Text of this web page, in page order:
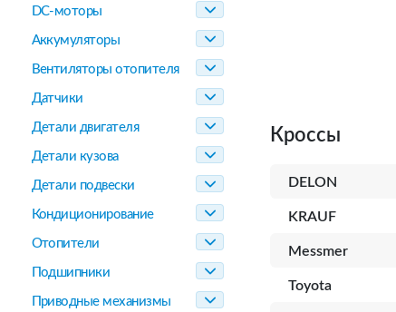
DC-моторы
Аккумуляторы
Вентиляторы отопителя
Датчики
Детали двигателя
Детали кузова
Детали подвески
Кондиционирование
Отопители
Подшипники
Приводные механизмы
Кроссы
DELON
KRAUF
Messmer
Toyota